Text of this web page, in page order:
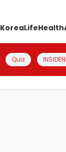
KoreaLifeHealth
Quiz